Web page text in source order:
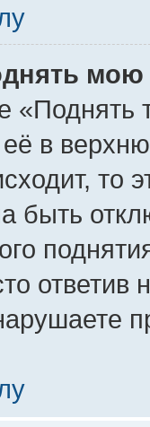
мою
«Поднять
в
то
быть
ответив